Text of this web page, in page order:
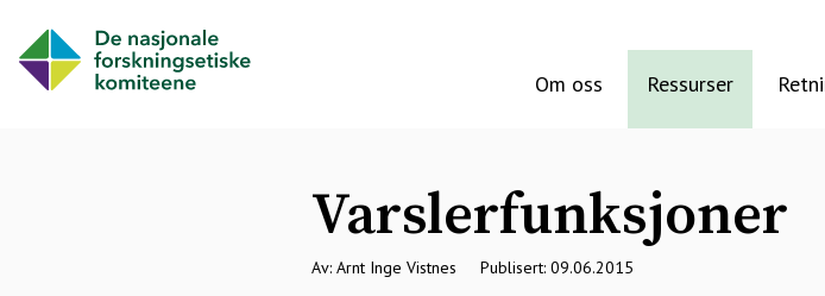
Om oss Ressurser
Varslerfunksjoner
Av: Arnt Inge Vistnes Publisert: 09.06.2015